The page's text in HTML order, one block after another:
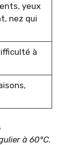
yeux
nez qui
à
à 60°C.